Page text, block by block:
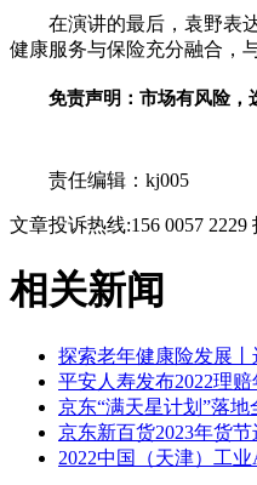
在演讲的最后，袁野表
健康服务与保险充分融合，
免责声明：市场有风险，
责任编辑：kj005
文章投诉热线:156 0057 2229
相关新闻
探索老年健康险发展
平安人寿发布2022理
京东“满天星计划”落
京东新百货2023年货
2022中国（天津）工